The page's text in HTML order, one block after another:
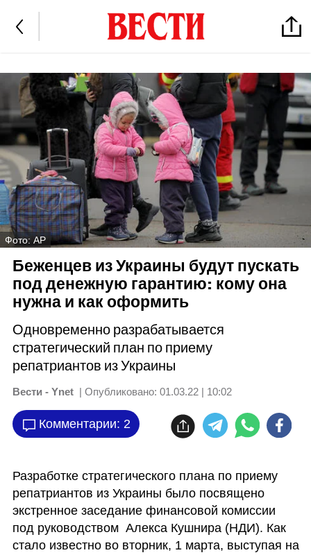
Фото: AP
Беженцев из Украины будут пускать
под денежную гарантию: кому она
нужна и как оформить
Одновременно разрабатывается
стратегический план по приему
репатриантов из Украины
Вести - Ynet | Опубликовано: 01.03.22 | 10:02
Комментарии: 2
Разработке стратегического плана по приему
репатриантов из Украины было посвящено
экстренное заседание финансовой комиссии
под руководством  Алекса Кушнира (НДИ). Как
стало известно во вторник, 1 марта, выступая на